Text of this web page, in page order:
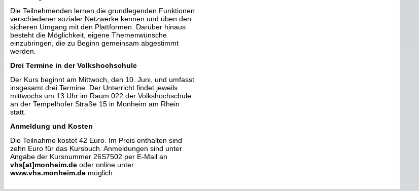
Die Teilnehmenden lernen die grundlegenden Funktionen
verschiedener sozialer Netzwerke kennen und üben den
sicheren Umgang mit den Plattformen. Darüber hinaus
besteht die Möglichkeit, eigene Themenwünsche
einzubringen, die zu Beginn gemeinsam abgestimmt
werden.
Drei Termine in der Volkshochschule
Der Kurs beginnt am Mittwoch, den 10. Juni, und umfasst
insgesamt drei Termine. Der Unterricht findet jeweils
mittwochs um 13 Uhr im Raum 022 der Volkshochschule
an der Tempelhofer Straße 15 in Monheim am Rhein
statt.
Anmeldung und Kosten
Die Teilnahme kostet 42 Euro. Im Preis enthalten sind
zehn Euro für das Kursbuch. Anmeldungen sind unter
Angabe der Kursnummer 26S7502 per E-Mail an
vhs[at]monheim.de oder online unter
www.vhs.monheim.de möglich.